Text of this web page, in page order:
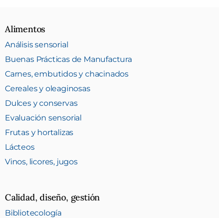
Alimentos
Análisis sensorial
Buenas Prácticas de Manufactura
Carnes, embutidos y chacinados
Cereales y oleaginosas
Dulces y conservas
Evaluación sensorial
Frutas y hortalizas
Lácteos
Vinos, licores, jugos
Calidad, diseño, gestión
Bibliotecología